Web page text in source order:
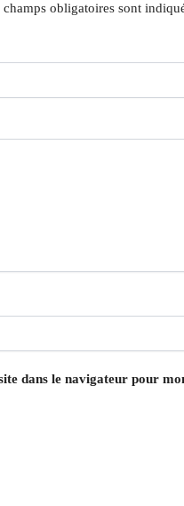
champs obligatoires sont
dans le navigateur pour